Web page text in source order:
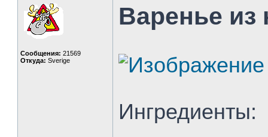
Сообщения: 21569
Откуда: Sverige
Варенье из
Ингредиенты: